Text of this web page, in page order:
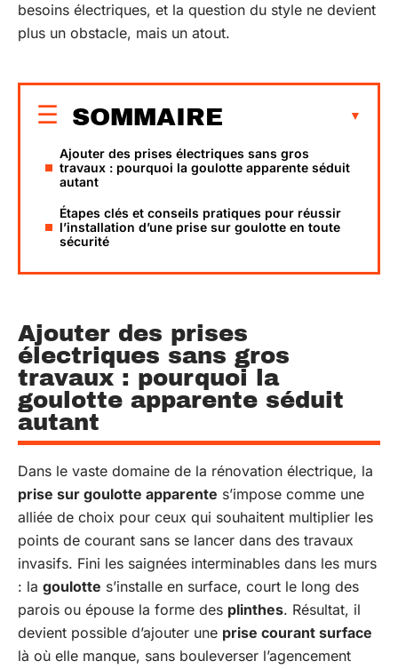
besoins électriques, et la question du style ne devient
plus un obstacle, mais un atout.
SOMMAIRE
Ajouter des prises électriques sans gros
travaux : pourquoi la goulotte apparente séduit
autant
Étapes clés et conseils pratiques pour réussir
l’installation d’une prise sur goulotte en toute
sécurité
Ajouter des prises
électriques sans gros
travaux : pourquoi la
goulotte apparente séduit
autant
Dans le vaste domaine de la rénovation électrique, la
prise sur goulotte apparente s’impose comme une
alliée de choix pour ceux qui souhaitent multiplier les
points de courant sans se lancer dans des travaux
invasifs. Fini les saignées interminables dans les murs
: la goulotte s’installe en surface, court le long des
parois ou épouse la forme des plinthes. Résultat, il
devient possible d’ajouter une prise courant surface
là où elle manque, sans bouleverser l’agencement